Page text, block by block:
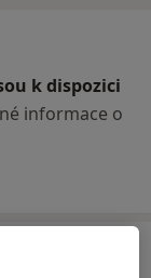
k dispozici
informace o